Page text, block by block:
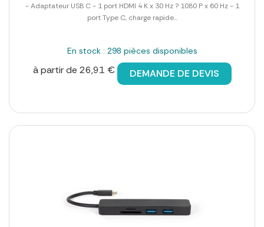
- Adaptateur USB C - 1 port HDMI 4 K x 30 Hz ? 1080 P x 60 Hz - 1
port Type C, charge rapide...
En stock : 298 pièces disponibles
à partir de 26,91 € DEMANDE DE DEVIS